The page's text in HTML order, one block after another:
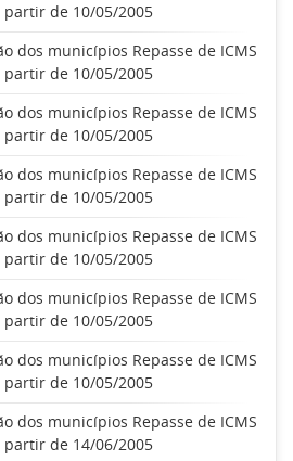
partir de 10/05/2005
dos municípios Repasse de ICMS
partir de 10/05/2005
dos municípios Repasse de ICMS
partir de 10/05/2005
dos municípios Repasse de ICMS
partir de 10/05/2005
dos municípios Repasse de ICMS
partir de 10/05/2005
dos municípios Repasse de ICMS
partir de 10/05/2005
dos municípios Repasse de ICMS
partir de 10/05/2005
dos municípios Repasse de ICMS
partir de 14/06/2005